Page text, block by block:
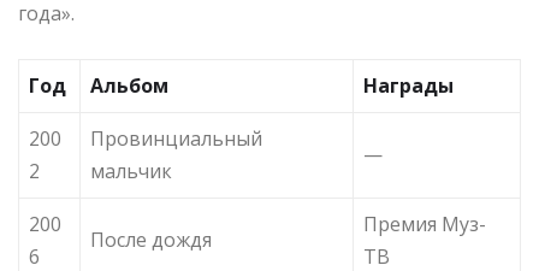
года».
Год Альбом
Награды
200
2
Провинциальный
мальчик
—
200
6
После дождя
Премия Муз-
ТВ